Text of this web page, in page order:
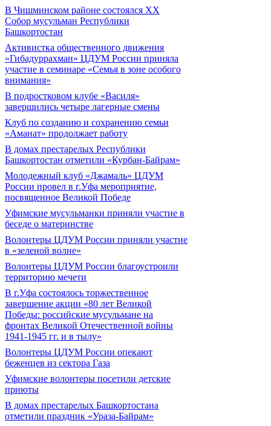
В Чишминском районе состоялся XX
Собор мусульман Республики
Башкортостан
Активистка общественного движения
«Гибадуррахман» ЦДУМ России приняла
участие в семинаре «Семья в зоне особого
внимания»
В подростковом клубе «Василя»
завершились четыре лагерные смены
Клуб по созданию и сохранению семьи
«Аманат» продолжает работу
В домах престарелых Республики
Башкортостан отметили «Курбан-Байрам»
Молодежный клуб «Джамаль» ЦДУМ
России провел в г.Уфа мероприятие,
посвященное Великой Победе
Уфимские мусульманки приняли участие в
беседе о материнстве
Волонтеры ЦДУМ России приняли участие
в «зеленой волне»
Волонтеры ЦДУМ России благоустроили
территорию мечети
В г.Уфа состоялось торжественное
завершение акции «80 лет Великой
Победы: российские мусульмане на
фронтах Великой Отечественной войны
1941-1945 гг. и в тылу»
Волонтеры ЦДУМ России опекают
беженцев из сектора Газа
Уфимские волонтеры посетили детские
приюты
В домах престарелых Башкортостана
отметили праздник «Ураза-Байрам»